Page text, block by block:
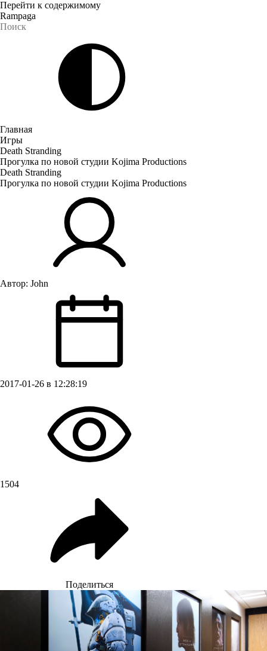
Перейти к содержимому
Rampaga
Главная
Игры
Death Stranding
Прогулка по новой студии Kojima Productions
Death Stranding
Прогулка по новой студии Kojima Productions
Автор: John
2017-01-26 в 12:28:19
1504
Поделиться